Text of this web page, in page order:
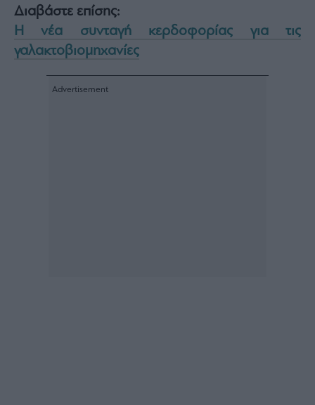
Διαβάστε επίσης:
Η νέα συνταγή κερδοφορίας για τις
γαλακτοβιομηχανίες